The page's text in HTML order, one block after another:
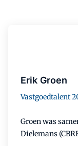
Erik Groen
Vastgoedtalent
Groen was
Dielemans